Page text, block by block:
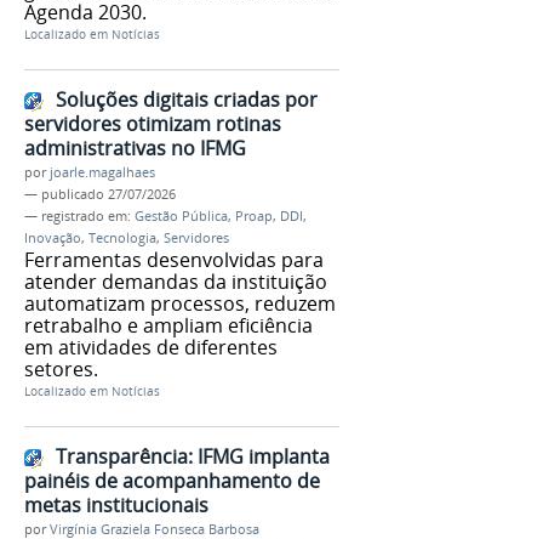
Agenda 2030.
Localizado em Notícias
Soluções digitais criadas por
servidores otimizam rotinas
administrativas no IFMG
por joarle.magalhaes
— publicado 27/07/2026
— registrado em: Gestão Pública, Proap, DDI,
Inovação, Tecnologia, Servidores
Ferramentas desenvolvidas para
atender demandas da instituição
automatizam processos, reduzem
retrabalho e ampliam eficiência
em atividades de diferentes
setores.
Localizado em Notícias
Transparência: IFMG implanta
painéis de acompanhamento de
metas institucionais
porVirgínia Graziela Fonseca Barbosa